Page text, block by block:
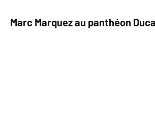
Marc Marquez au panthéon